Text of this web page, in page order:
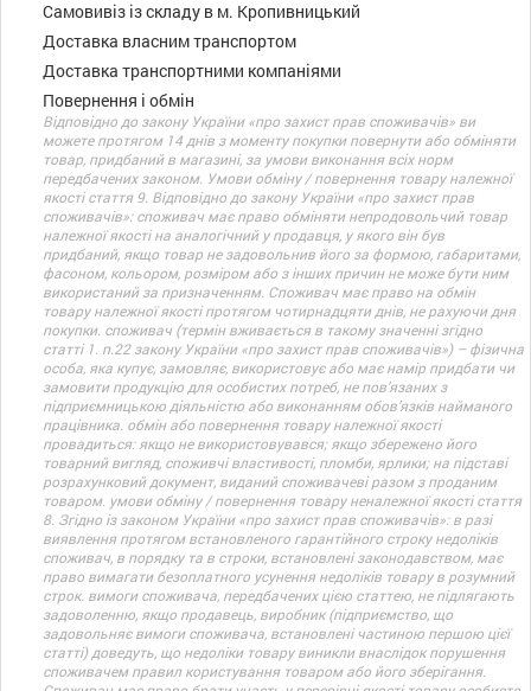
Самовивіз із складу в м. Кропивницький
Доставка власним транспортом
Доставка транспортними компаніями
Повернення і обмін
Відповідно до закону України «про захист прав споживачів» ви
можете протягом 14 днів з моменту покупки повернути або обміняти
товар, придбаний в магазині, за умови виконання всіх норм
передбачених законом. Умови обміну / повернення товару належної
якості стаття 9. Відповідно до закону України «про захист прав
споживачів»: споживач має право обміняти непродовольчий товар
належної якості на аналогічний у продавця, у якого він був
придбаний, якщо товар не задовольнив його за формою, габаритами,
фасоном, кольором, розміром або з інших причин не може бути ним
використаний за призначенням. Споживач має право на обмін
товару належної якості протягом чотирнадцяти днів, не рахуючи дня
покупки. споживач (термін вживається в такому значенні згідно
статті 1. п.22 закону України «про захист прав споживачів») – фізична
особа, яка купує, замовляє, використовує або має намір придбати чи
замовити продукцію для особистих потреб, не пов’язаних з
підприємницькою діяльністю або виконанням обов’язків найманого
працівника. обмін або повернення товару належної якості
провадиться: якщо не використовувався; якщо збережено його
товарний вигляд, споживчі властивості, пломби, ярлики; на підставі
розрахунковий документ, виданий споживачеві разом з проданим
товаром. умови обміну / повернення товару неналежної якості стаття
8. Згідно із законом України «про захист прав споживачів»: в разі
виявлення протягом встановленого гарантійного строку недоліків
споживач, в порядку та в строки, встановлені законодавством, має
право вимагати безоплатного усунення недоліків товару в розумний
строк. вимоги споживача, передбачених цією статтею, не підлягають
задоволенню, якщо продавець, виробник (підприємство, що
задовольняє вимоги споживача, встановлені частиною першою цієї
статті) доведуть, що недоліки товару виникли внаслідок порушення
споживачем правил користування товаром або його зберігання.